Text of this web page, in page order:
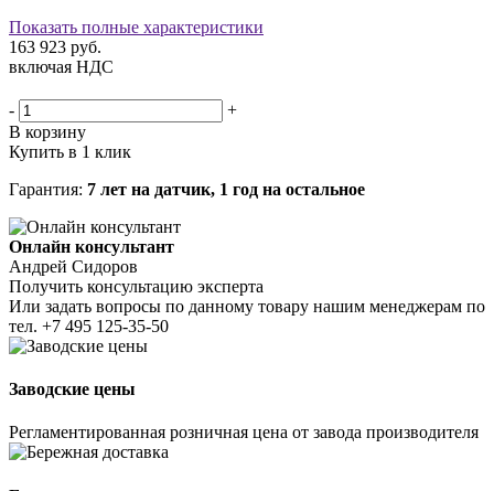
Показать полные характеристики
163 923 руб.
включая НДС
-
+
В корзину
Купить в 1 клик
Гарантия: 7 лет на датчик, 1 год на остальное
Онлайн консультант
Андрей Сидоров
Получить консультацию эксперта
Или задать вопросы по данному товару нашим менеджерам по
тел. +7 495 125-35-50
Заводские цены
Регламентированная розничная цена от завода производителя